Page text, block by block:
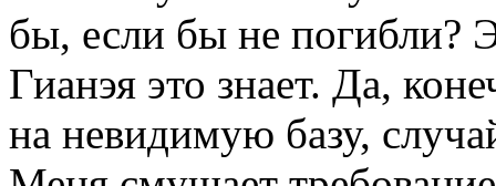
бы, если бы не погибли?
Гианэя это знает. Да,
на невидимую базу,